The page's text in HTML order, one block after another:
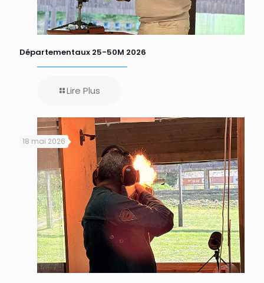
Départementaux 25-50M 2026
Lire Plus
18 mai 2026